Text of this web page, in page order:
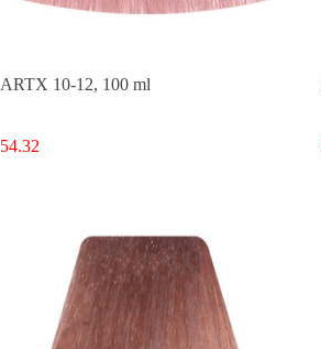
ARTX 10-12, 100 ml
54.32